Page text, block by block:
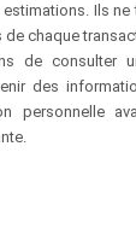
Ils
chaque
de consulter
des
personnelle